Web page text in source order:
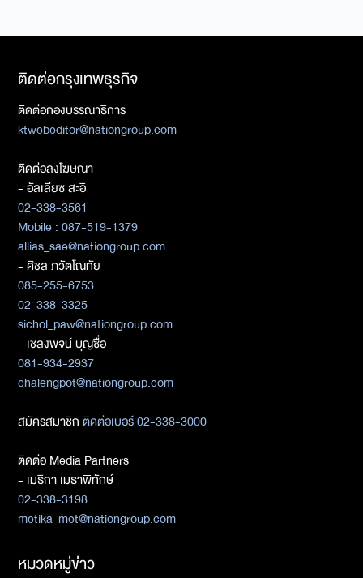
ติดต่อกรุงเทพธุรกิจ
ติดต่อกองบรรณาธิการ
ktwebeditor@nationgroup.com
ติดต่อลงโฆษณา
- อัลเลียซ สะอิ
02-338-3561
Mobile : 087-519-1379
allias_sae@nationgroup.com
- ศิชล ภวัตโณทัย
085-255-6753
02-338-3325
sichol_paw@nationgroup.com
- เชลงพจน์ บุญซื่อ
081-934-2937
chalengpot@nationgroup.com
สมัครสมาชิกติดต่อเบอร์ 02-338-3000
ติดต่อ Media Partners
- เมธิกา เมธาพิทักษ์
02-338-3198
metika_met@nationgroup.com
หมวดหมู่ข่าว